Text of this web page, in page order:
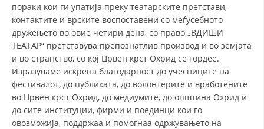
УПОТРЕБА И ЗАШТИТА НА АМБЛЕМОТ
СОЦИЈАЛНО ХУМАНИТАРНА ДЕЈНОСТ
КАКО ДА ДОНИРАТЕ
ПОДГОТВЕНОСТ И ДЕЈСТВО ПРИ КАТАСТРОФИ
ТИМОВИ НА ООЦК ОХРИД
ПРОЕКТИ – ПОДГОТВЕНОСТ И ДЕЈСТВУВАЊЕ ПРИ КАТАСТРОФИ
пораки кои ги упатија преку театарските претстави,
контактите и врските воспоставени со меѓусебното
дружењето во овие четири дена, со право „ВДИШИ
ТЕАТАР“ претставува препознатлив производ и во земјата
и во странство, со кој Црвен крст Охрид се гордее.
Изразуваме искрена благодарност до учесниците на
фестивалот, до публиката, до волонтерите и вработените
во Црвен крст Охрид, до медиумите, до општина Охрид и
до сите институции, фирми и поединци кои го
овозможија, поддржаа и помогнаа одржувањето на